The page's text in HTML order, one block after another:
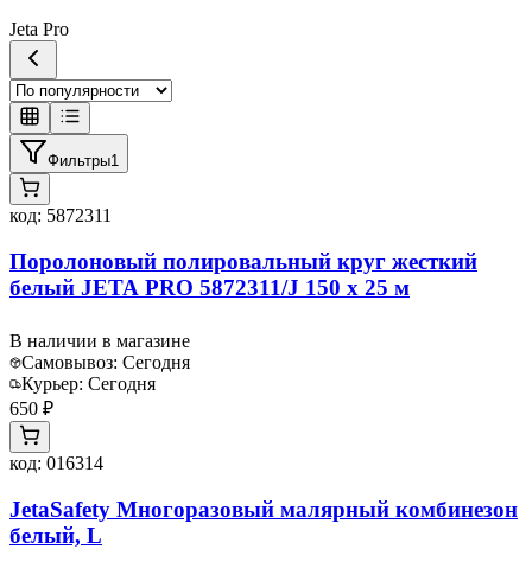
Jeta Pro
Фильтры1
код: 5872311
Поролоновый полировальный круг жесткий
белый JETA PRO 5872311/J 150 x 25 м
В наличии в магазине
Самовывоз: Сегодня
Курьер: Сегодня
650 ₽
код: 016314
JetaSafety Многоразовый малярный комбинезон
белый, L